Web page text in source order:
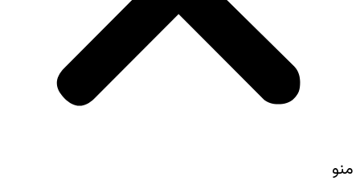
منو